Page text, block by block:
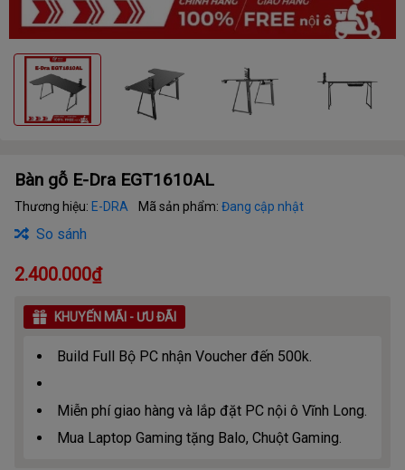
Bàn gỗ E-Dra EGT1610AL
Thương hiệu: E-DRA Mã sản phẩm: Đang cập nhật
So sánh
2.400.000₫
KHUYẾN MÃI - ƯU ĐÃI
Build Full Bộ PC nhận Voucher đến 500k.
Miễn phí giao hàng và lắp đặt PC nội ô Vĩnh Long.
Mua Laptop Gaming tặng Balo, Chuột Gaming.